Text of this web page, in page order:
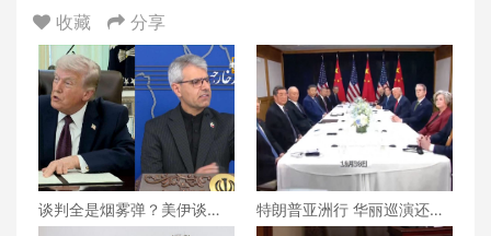
收藏 分享
谈判全是烟雾弹？美伊谈判
还能继续下去吗？真相究竟
特朗普亚洲行 华丽巡演还是
战略博弈？